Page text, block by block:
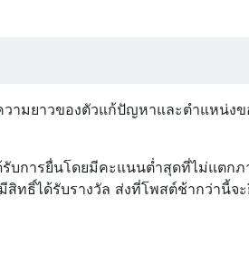
ามยาวของตัวแก้ปัญหาและตำแหน่งข
การยื่นโดยมีคะแนนต่ำสุดที่ไม่แตกภ
ทธิ์ได้รับรางวัล ส่งที่โพสต์ช้ากว่านี้จ